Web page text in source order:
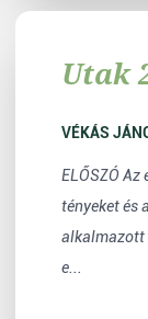
Utak
VÉKÁS
ELŐSZÓ
tényeket és
alkalmazott
e...